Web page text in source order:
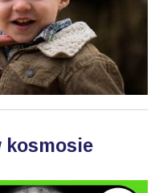
kosmosie